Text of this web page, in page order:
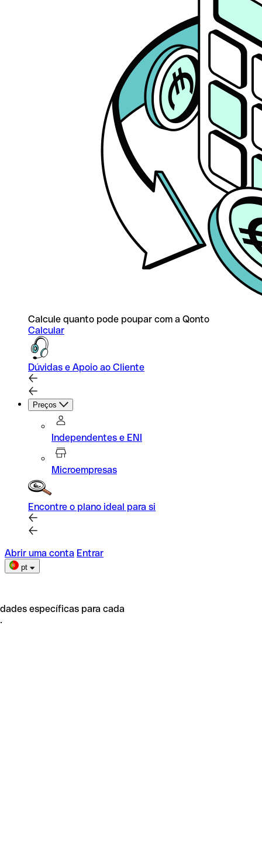
Calcule quanto pode poupar com a Qonto
Calcular
Dúvidas e Apoio ao Cliente
Preços
Independentes e ENI
Microempresas
Encontre o plano ideal para si
Abrir uma conta Entrar
pt
específicas para cada